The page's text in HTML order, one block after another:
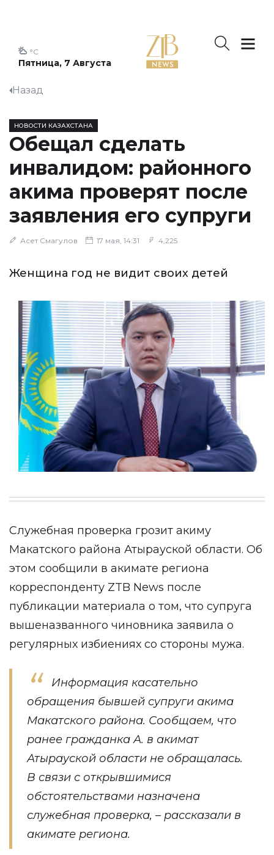
Пятница, 7 Августа
°C
Назад
НОВОСТИ КАЗАХСТАНА
Обещал сделать
инвалидом: районного
акима проверят после
заявления его супруги
Асет Смагулов 17 мая, 14:31 4,225
Женщина год не видит своих детей
Служебная проверка грозит акиму
Макатского района Атырауской области. Об
этом сообщили в акимате региона
корреспонденту ZTB News после
публикации материала о том, что супруга
вышеназванного чиновника заявила о
регулярных избиениях со стороны мужа.
Информация касательно
обращения бывшей супруги акима
Макатского района. Сообщаем, что
ранее гражданка А. в акимат
Атырауской области не обращалась.
В связи с открывшимися
обстоятельствами назначена
служебная проверка, – рассказали в
акимате региона.